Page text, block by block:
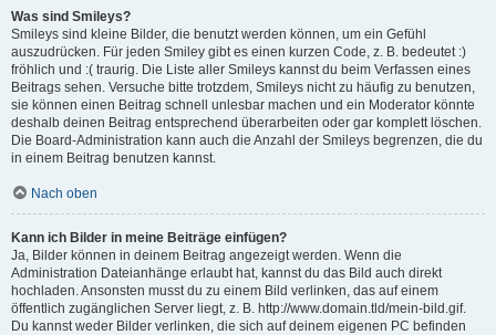
Was sind Smileys?
Smileys sind kleine Bilder, die benutzt werden können, um ein Gefühl
auszudrücken. Für jeden Smiley gibt es einen kurzen Code, z. B. bedeutet :)
fröhlich und :( traurig. Die Liste aller Smileys kannst du beim Verfassen eines
Beitrags sehen. Versuche bitte trotzdem, Smileys nicht zu häufig zu benutzen,
sie können einen Beitrag schnell unlesbar machen und ein Moderator könnte
deshalb deinen Beitrag entsprechend überarbeiten oder gar komplett löschen.
Die Board-Administration kann auch die Anzahl der Smileys begrenzen, die du
in einem Beitrag benutzen kannst.
Nach oben
Kann ich Bilder in meine Beiträge einfügen?
Ja, Bilder können in deinem Beitrag angezeigt werden. Wenn die
Administration Dateianhänge erlaubt hat, kannst du das Bild auch direkt
hochladen. Ansonsten musst du zu einem Bild verlinken, das auf einem
öffentlich zugänglichen Server liegt, z. B. http://www.domain.tld/mein-bild.gif.
Du kannst weder Bilder verlinken, die sich auf deinem eigenen PC befinden